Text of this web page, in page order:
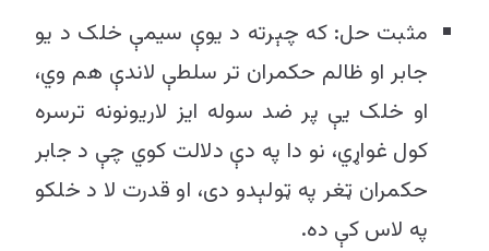
مثبت حل: که چېرته د یوې سیمې خلک د یو
جابر او ظالم حکمران تر سلطې لاندې هم وي،
او خلک یې پر ضد سوله ایز لاریونونه ترسره
کول غواړي، نو دا په دې دلالت کوي چې د جابر
حکمران ټغر په ټولېدو دی، او قدرت لا د خلکو
په لاس کې ده.